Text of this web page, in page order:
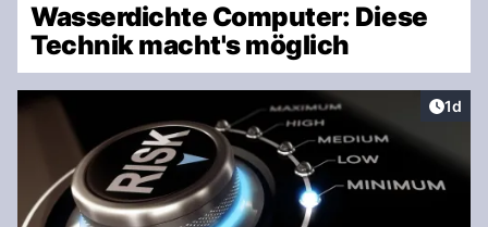
Wasserdichte Computer: Diese
Technik macht's möglich
1d